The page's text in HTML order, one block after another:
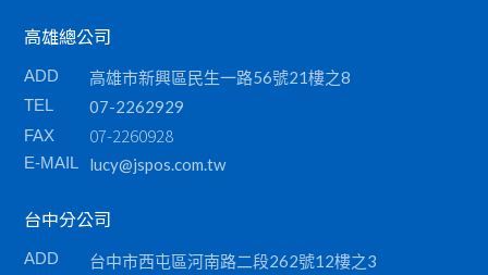
高雄總公司
ADD 高雄市新興區民生一路56號21樓之8
TEL 07-2262929
FAX 07-2260928
E-MAIL lucy@jspos.com.tw
台中分公司
ADD 台中市西屯區河南路二段262號12樓之3